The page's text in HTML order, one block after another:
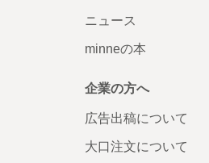
ニュース
minneの本
企業の方へ
広告出稿について
大口注文について